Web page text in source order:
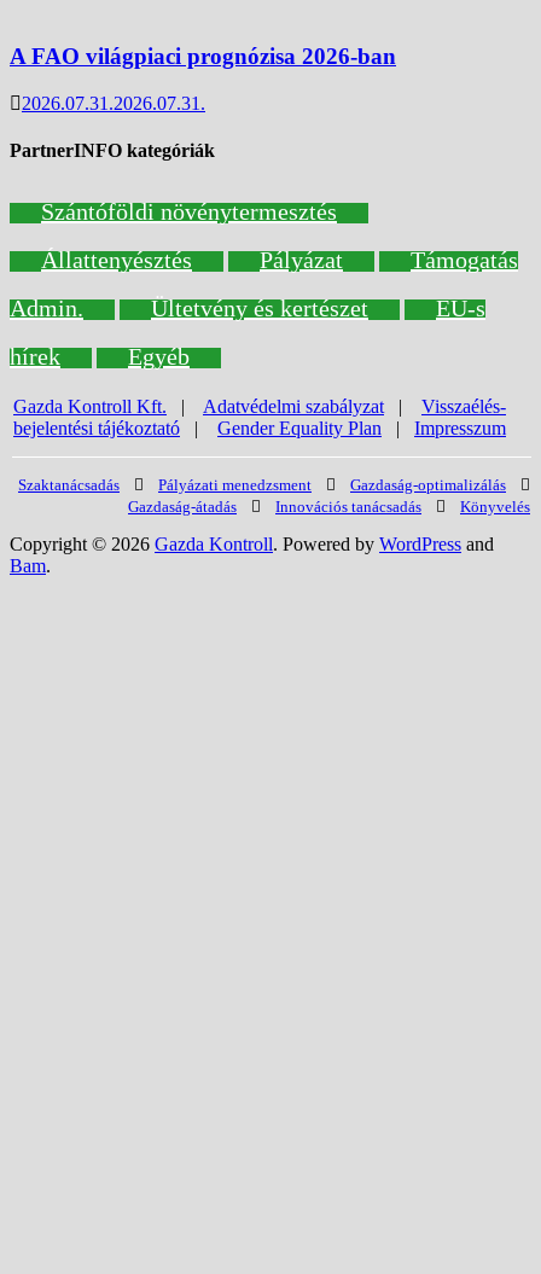
A FAO világpiaci prognózisa 2026-ban
2026.07.31.2026.07.31.
PartnerINFO kategóriák
Szántóföldi növénytermesztés
Állattenyésztés
Pályázat
Támogatás
Admin.
Ültetvény és kertészet
EU-s
hírek
Egyéb
Gazda Kontroll Kft. | Adatvédelmi szabályzat | Visszaélés-
bejelentési tájékoztató | Gender Equality Plan | Impresszum
Szaktanácsadás Pályázati menedzsment
Gazdaság-optimalizálás
Gazdaság-átadás
Innovációs tanácsadás Könyvelés
Copyright © 2026 Gazda Kontroll. Powered by WordPress and
Bam.